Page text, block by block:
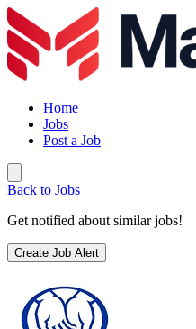
Home
Jobs
Post a Job
Back to Jobs
Get notified about similar jobs!
Create Job Alert